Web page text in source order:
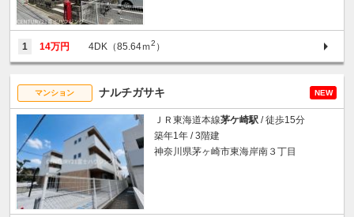
1 14万円 4DK（85.64ｍ2 ）
マンション ナルチガサキ NEW
ＪＲ東海道本線茅ケ崎駅 / 徒歩15分
築年1年 / 3階建
神奈川県茅ヶ崎市東海岸南３丁目